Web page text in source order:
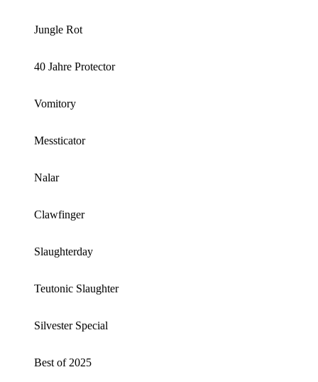
Jungle Rot
40 Jahre Protector
Vomitory
Messticator
Nalar
Clawfinger
Slaughterday
Teutonic Slaughter
Silvester Special
Best of 2025